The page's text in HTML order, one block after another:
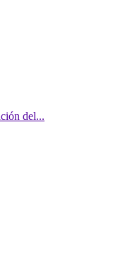
del...